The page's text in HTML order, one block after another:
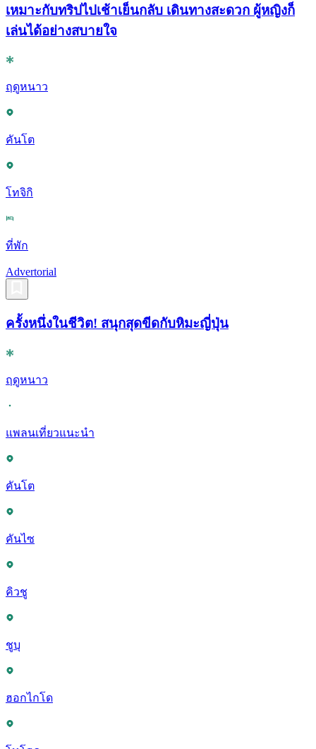
เหมาะกับทริปไปเช้าเย็นกลับ เดินทางสะดวก ผู้หญิงก็
เล่นได้อย่างสบายใจ
ฤดูหนาว
คันโต
โทจิกิ
ที่พัก
Advertorial
ครั้งหนึ่งในชีวิต! สนุกสุดขีดกับหิมะญี่ปุ่น
ฤดูหนาว
แพลนเที่ยวแนะนำ
คันโต
คันไซ
คิวชู
ชูบุ
ฮอกไกโด